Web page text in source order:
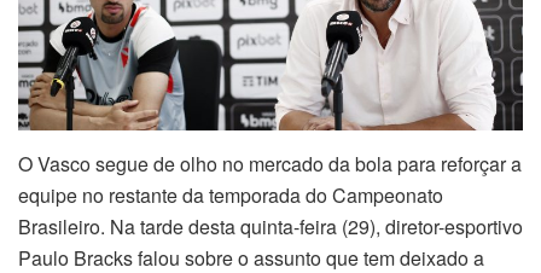
O Vasco segue de olho no mercado da bola para reforçar a
equipe no restante da temporada do Campeonato
Brasileiro. Na tarde desta quinta-feira (29), diretor-esportivo
Paulo Bracks falou sobre o assunto que tem deixado a